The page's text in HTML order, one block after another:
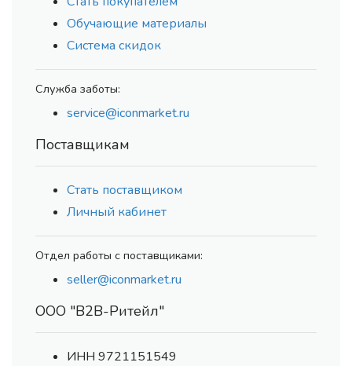
Обучающие материалы
Система скидок
Служба заботы:
service@iconmarket.ru
Поставщикам
Стать поставщиком
Личный кабинет
Отдел работы с поставщиками:
seller@iconmarket.ru
ООО "В2В-Ритейл"
ИНН 9721151549